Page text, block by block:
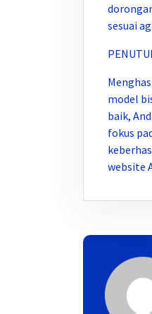
sesuai
model
baik,
fokus
website